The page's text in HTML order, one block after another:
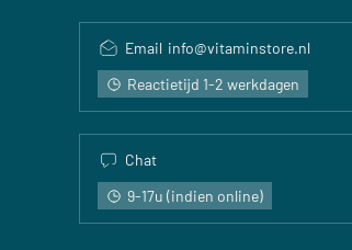
Email info@vitaminstore.nl
Reactietijd 1-2 werkdagen
Chat
9-17u (indien online)